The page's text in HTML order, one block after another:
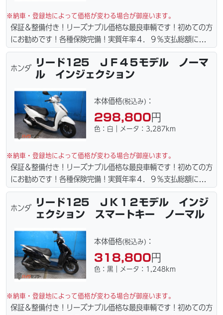
※納車・登録地によって価格が変わる場合が御座います。
保証＆整備付き！リーズナブル価格な最良車輌です！初めての方
にお勧めです！各種保険完備！実質年率４．９％支払総額に自賠
責保険１年含まれてます。全国どこでも１万円〜4.5万円にて配
達致します！！（離島の場合は港止めになります）ｗｅｂロー
ン・カード各種取り扱ってます。タイヤ・ブレーキパッド・ベル
ズナブルな価格にて消耗品交換プラン１万〜ご用意しておりま
す。詳しくはお問合わせ下さい。ご契約後の取り置き＆保管無料
サービス行ってます。当社ホームページにて詳細画像見れます。
ホンダ
リード125 ＪＦ４５モデル ノーマ
ル インジェクション
本体価格(税込み) ：
298,800円
色：白｜メータ：3,287km
※納車・登録地によって価格が変わる場合が御座います。
保証＆整備付き！リーズナブル価格な最良車輌です！初めての方
にお勧めです！各種保険完備！実質年率４．９％支払総額に自賠
責保険１年含まれてます。全国どこでも１万円〜4.5万円にて配
達致します！！（離島の場合は港止めになります）ｗｅｂロー
ン・カード各種取り扱ってます。タイヤ・ブレーキパッド・ベル
ズナブルな価格にて消耗品交換プラン１万〜ご用意しておりま
す。詳しくはお問合わせ下さい。ご契約後の取り置き＆保管無料
サービス行ってます。当社ホームページにて詳細画像見れます。
ホンダ
リード125 ＪＫ１２モデル インジ
ェクション スマートキー ノーマル
本体価格(税込み) ：
318,800円
色：黒｜メータ：1,248km
※納車・登録地によって価格が変わる場合が御座います。
保証＆整備付き！リーズナブル価格な最良車輌です！初めての方